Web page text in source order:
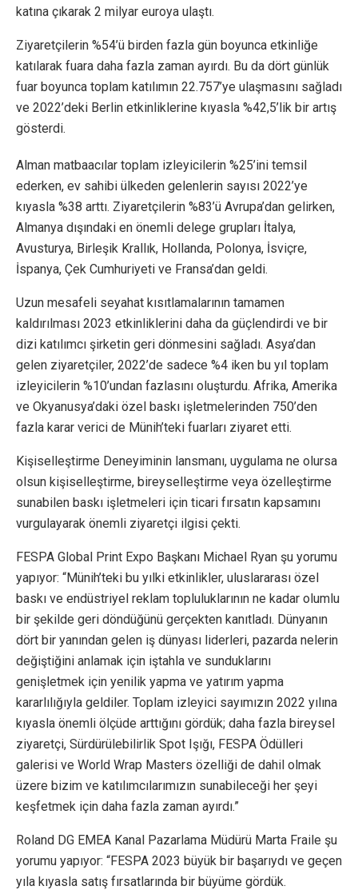
katına çıkarak 2 milyar euroya ulaştı.
Ziyaretçilerin %54’ü birden fazla gün boyunca etkinliğe
katılarak fuara daha fazla zaman ayırdı. Bu da dört günlük
fuar boyunca toplam katılımın 22.757’ye ulaşmasını sağladı
ve 2022’deki Berlin etkinliklerine kıyasla %42,5’lik bir artış
gösterdi.
Alman matbaacılar toplam izleyicilerin %25’ini temsil
ederken, ev sahibi ülkeden gelenlerin sayısı 2022’ye
kıyasla %38 arttı. Ziyaretçilerin %83’ü Avrupa’dan gelirken,
Almanya dışındaki en önemli delege grupları İtalya,
Avusturya, Birleşik Krallık, Hollanda, Polonya, İsviçre,
İspanya, Çek Cumhuriyeti ve Fransa’dan geldi.
Uzun mesafeli seyahat kısıtlamalarının tamamen
kaldırılması 2023 etkinliklerini daha da güçlendirdi ve bir
dizi katılımcı şirketin geri dönmesini sağladı. Asya’dan
gelen ziyaretçiler, 2022’de sadece %4 iken bu yıl toplam
izleyicilerin %10’undan fazlasını oluşturdu. Afrika, Amerika
ve Okyanusya’daki özel baskı işletmelerinden 750’den
fazla karar verici de Münih’teki fuarları ziyaret etti.
Kişiselleştirme Deneyiminin lansmanı, uygulama ne olursa
olsun kişiselleştirme, bireyselleştirme veya özelleştirme
sunabilen baskı işletmeleri için ticari fırsatın kapsamını
vurgulayarak önemli ziyaretçi ilgisi çekti.
FESPA Global Print Expo Başkanı Michael Ryan şu yorumu
yapıyor: “Münih’teki bu yılki etkinlikler, uluslararası özel
baskı ve endüstriyel reklam topluluklarının ne kadar olumlu
bir şekilde geri döndüğünü gerçekten kanıtladı. Dünyanın
dört bir yanından gelen iş dünyası liderleri, pazarda nelerin
değiştiğini anlamak için iştahla ve sunduklarını
genişletmek için yenilik yapma ve yatırım yapma
kararlılığıyla geldiler. Toplam izleyici sayımızın 2022 yılına
kıyasla önemli ölçüde arttığını gördük; daha fazla bireysel
ziyaretçi, Sürdürülebilirlik Spot Işığı, FESPA Ödülleri
galerisi ve World Wrap Masters özelliği de dahil olmak
üzere bizim ve katılımcılarımızın sunabileceği her şeyi
keşfetmek için daha fazla zaman ayırdı.”
Roland DG EMEA Kanal Pazarlama Müdürü Marta Fraile şu
yorumu yapıyor: “FESPA 2023 büyük bir başarıydı ve geçen
yıla kıyasla satış fırsatlarında bir büyüme gördük.